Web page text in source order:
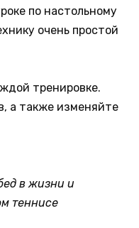
по настольному
очень простой
тренировке.
а также изменяйте
в жизни и
теннисе